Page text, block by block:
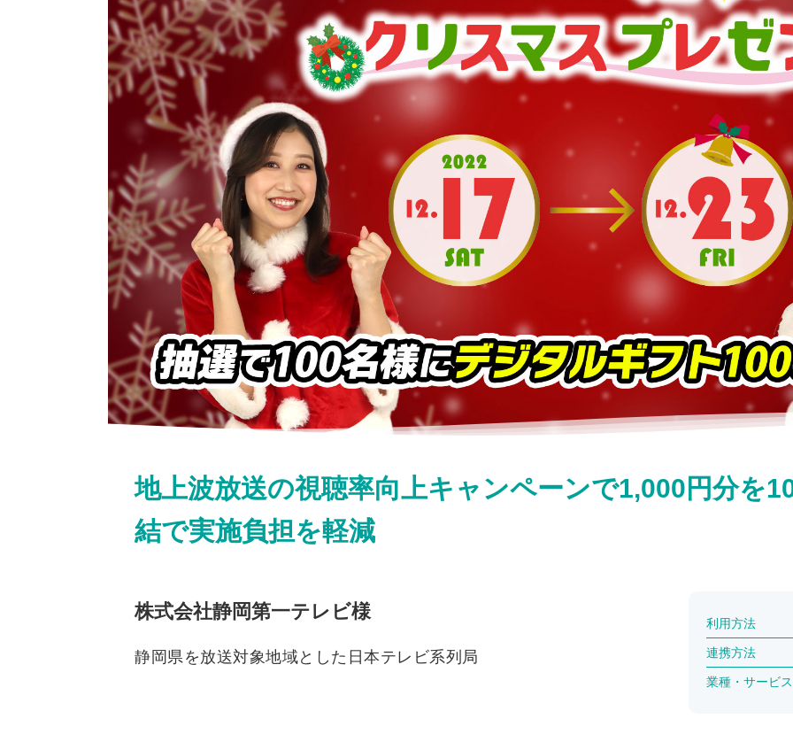
地上波放送の視聴率向上キャンペーンで1,000円分を
結で実施負担を軽減
株式会社静岡第一テレビ様
利用方法
連携方法
業種・サービス
静岡県を放送対象地域とした日本テレビ系列局